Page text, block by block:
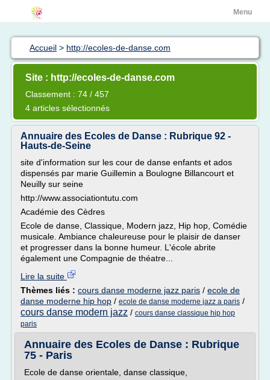
Menu
Accueil > http://ecoles-de-danse.com
Site : http://ecoles-de-danse.com
Classement : 74 / 457
4 articles sélectionnés
Annuaire des Ecoles de Danse : Rubrique 92 -
Hauts-de-Seine
site d'information sur les cour de danse enfants et ados
dispensés par marie Guillemin a Boulogne Billancourt et
Neuilly sur seine
http://www.associationtutu.com
Académie des Cèdres
Ecole de danse, Classique, Modern jazz, Hip hop, Comédie
musicale. Ambiance chaleureuse pour le plaisir de danser
et progresser dans la bonne humeur. L'école abrite
également une Compagnie de théatre...
Lire la suite
Thèmes liés : cours danse moderne jazz paris / ecole de
danse moderne hip hop / ecole de danse moderne jazz a paris /
cours danse modern jazz / cours danse classique hip hop
paris
Annuaire des Ecoles de Danse : Rubrique
75 - Paris
Ecole de danse orientale, danse classique,